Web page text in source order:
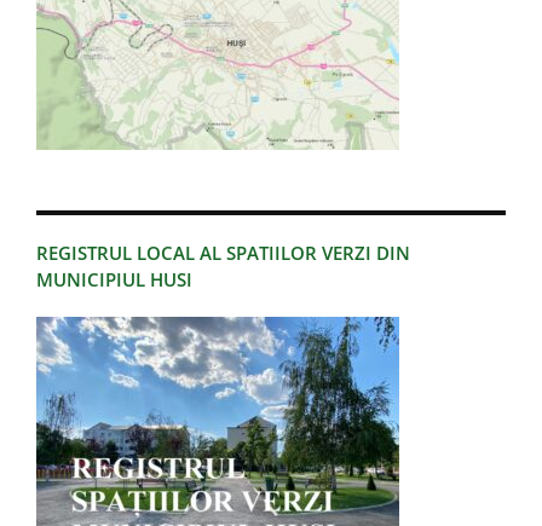
REGISTRUL LOCAL AL SPATIILOR VERZI DIN
MUNICIPIUL HUSI